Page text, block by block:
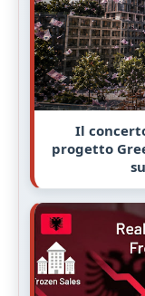
Il
progetto